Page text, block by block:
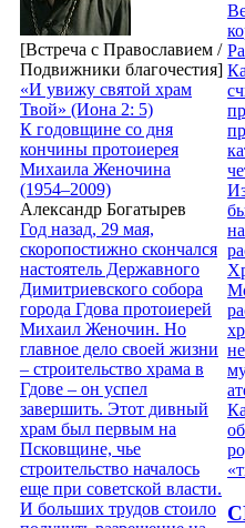
[Встреча с Православием /
Подвижники благочестия]
«И увижу святой храм
Твой» (Иона 2: 5)
К годовщине со дня
кончины протоиерея
Михаила Женочина
(1954–2009)
Александр Богатырев
Год назад, 29 мая,
скоропостижно скончался
настоятель Державного
Димитриевского собора
города Гдова протоиерей
Михаил Женочин. Но
главное дело своей жизни
– строительство храма в
Гдове – он успел
завершить. Этот дивный
храм был первым на
Псковщине, чье
строительство началось
еще при советской власти.
И больших трудов стоило